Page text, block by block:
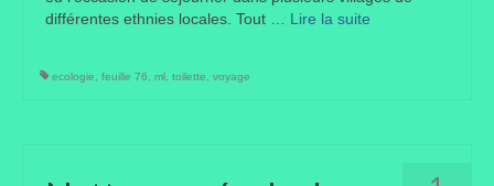
Où trouver le local de JPL ?
Qui sommes-nous ?
différentes ethnies locales. Tout … Lire la suite­­
ecologie feuille 76 ml toilette voyage